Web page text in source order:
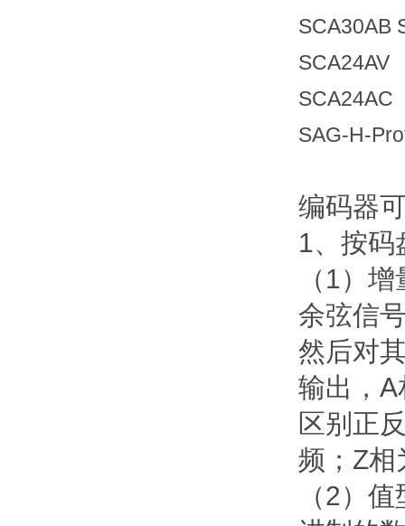
SCA30AB
SCA24AV
SCA24AC
SAG-H-
编码器
1、按码
（1）
余弦信
然后对
输出，
区别正
频；Z相
（2）